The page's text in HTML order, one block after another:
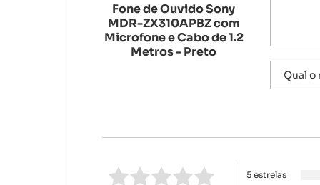
Fone de Ouvido Sony
MDR-ZX310APBZ com
Microfone e Cabo de 1.2
Metros - Preto
5 estrelas